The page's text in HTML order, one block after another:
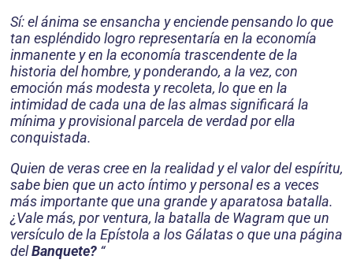
Sí: el ánima se ensancha y enciende pensando lo que
tan espléndido logro representaría en la economía
inmanente y en la economía trascendente de la
historia del hombre, y ponderando, a la vez, con
emoción más modesta y recoleta, lo que en la
intimidad de cada una de las almas significará la
mínima y provisional parcela de verdad por ella
conquistada.
Quien de veras cree en la realidad y el valor del espíritu,
sabe bien que un acto íntimo y personal es a veces
más importante que una grande y aparatosa batalla.
¿Vale más, por ventura, la batalla de Wagram que un
versículo de la Epístola a los Gálatas o que una página
delBanquete? “